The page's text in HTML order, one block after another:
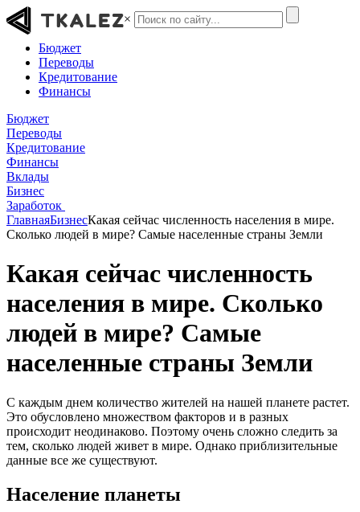
×
Бюджет
Переводы
Кредитование
Финансы
Бюджет
Переводы
Кредитование
Финансы
Вклады
Бизнес
Заработок
ГлавнаяБизнесКакая сейчас численность населения в мире.
Сколько людей в мире? Самые населенные страны Земли
Какая сейчас численность
населения в мире. Сколько
людей в мире? Самые
населенные страны Земли
С каждым днем количество жителей на нашей планете растет.
Это обусловлено множеством факторов и в разных
происходит неодинаково. Поэтому очень сложно следить за
тем, сколько людей живет в мире. Однако приблизительные
данные все же существуют.
Население планеты